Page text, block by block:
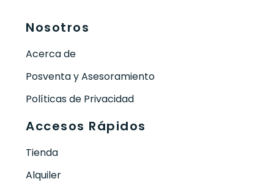
Nosotros
Acerca de
Posventa y Asesoramiento
Políticas de Privacidad
Accesos Rápidos
Tienda
Alquiler